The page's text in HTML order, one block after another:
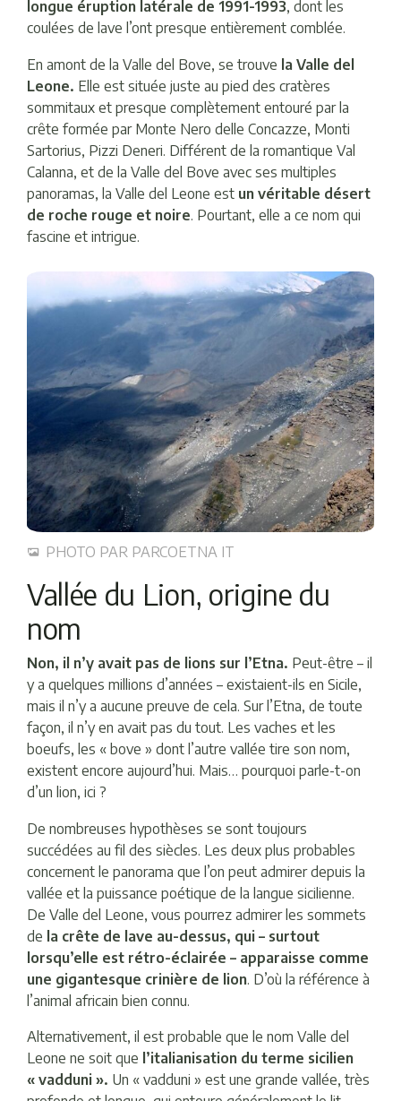
longue éruption latérale de 1991-1993, dont les
coulées de lave l’ont presque entièrement comblée.
En amont de la Valle del Bove, se trouve la Valle del
Leone. Elle est située juste au pied des cratères
sommitaux et presque complètement entouré par la
crête formée par Monte Nero delle Concazze, Monti
Sartorius, Pizzi Deneri. Différent de la romantique Val
Calanna, et de la Valle del Bove avec ses multiples
panoramas, la Valle del Leone est un véritable désert
de roche rouge et noire. Pourtant, elle a ce nom qui
fascine et intrigue.
PHOTO PAR PARCOETNA IT
Vallée du Lion, origine du
nom
Non, il n’y avait pas de lions sur l’Etna. Peut-être – il
y a quelques millions d’années – existaient-ils en Sicile,
mais il n’y a aucune preuve de cela. Sur l’Etna, de toute
façon, il n’y en avait pas du tout. Les vaches et les
boeufs, les « bove » dont l’autre vallée tire son nom,
existent encore aujourd’hui. Mais… pourquoi parle-t-on
d’un lion, ici ?
De nombreuses hypothèses se sont toujours
succédées au fil des siècles. Les deux plus probables
concernent le panorama que l’on peut admirer depuis la
vallée et la puissance poétique de la langue sicilienne.
De Valle del Leone, vous pourrez admirer les sommets
de la crête de lave au-dessus, qui – surtout
lorsqu’elle est rétro-éclairée – apparaisse comme
une gigantesque crinière de lion. D’où la référence à
l’animal africain bien connu.
Alternativement, il est probable que le nom Valle del
Leone ne soit que l’italianisation du terme sicilien
« vadduni ». Un « vadduni » est une grande vallée, très